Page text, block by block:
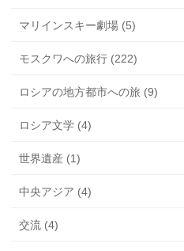
マリインスキー劇場 (5)
モスクワへの旅行 (222)
ロシアの地方都市への旅 (9)
ロシア文学 (4)
世界遺産 (1)
中央アジア (4)
交流 (4)